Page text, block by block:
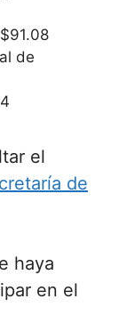
de
el
de
haya
en el